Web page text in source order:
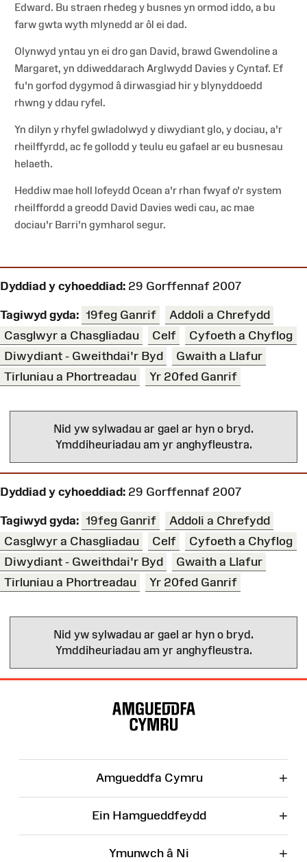
Edward. Bu straen rhedeg y busnes yn ormod iddo, a bu
farw gwta wyth mlynedd ar ôl ei dad.
Olynwyd yntau yn ei dro gan David, brawd Gwendoline a
Margaret, yn ddiweddarach Arglwydd Davies y Cyntaf. Ef
fu'n gorfod dygymod â dirwasgiad hir y blynyddoedd
rhwng y ddau ryfel.
Yn dilyn y rhyfel gwladolwyd y diwydiant glo, y dociau, a'r
rheilffyrdd, ac fe gollodd y teulu eu gafael ar eu busnesau
helaeth.
Heddiw mae holl lofeydd Ocean a'r rhan fwyaf o'r system
rheilffordd a greodd David Davies wedi cau, ac mae
dociau'r Barri'n gymharol segur.
Dyddiad y cyhoeddiad: 29 Gorffennaf 2007
Tagiwyd gyda: 19feg Ganrif
Addoli a Chrefydd
Casglwyr a Chasgliadau
Celf
Cyfoeth a Chyflog
Diwydiant - Gweithdai'r Byd
Gwaith a Llafur
Tirluniau a Phortreadau
Yr 20fed Ganrif
Nid yw sylwadau ar gael ar hyn o bryd.
Ymddiheuriadau am yr anghyfleustra.
Dyddiad y cyhoeddiad: 29 Gorffennaf 2007
Tagiwyd gyda: 19feg Ganrif
Addoli a Chrefydd
Casglwyr a Chasgliadau
Celf
Cyfoeth a Chyflog
Diwydiant - Gweithdai'r Byd
Gwaith a Llafur
Tirluniau a Phortreadau
Yr 20fed Ganrif
Nid yw sylwadau ar gael ar hyn o bryd.
Ymddiheuriadau am yr anghyfleustra.
Amgueddfa Cymru +
Ein Hamgueddfeydd +
Ymunwch â Ni +